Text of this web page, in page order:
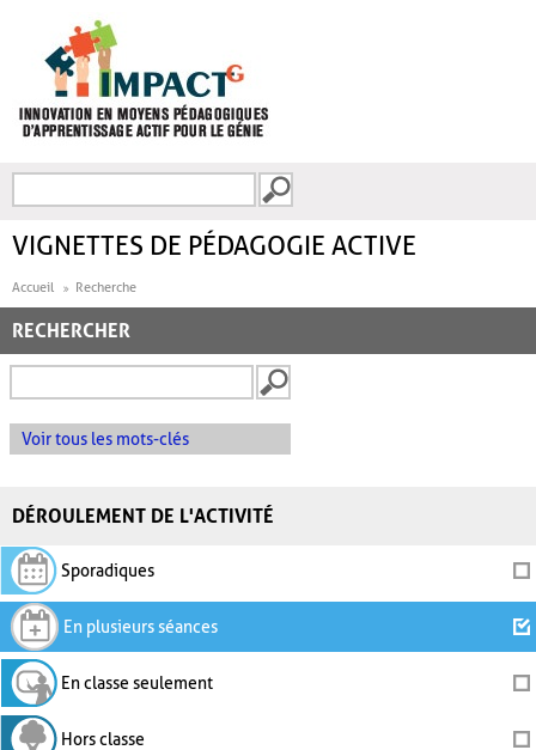
FORMULAIRE DE
VIGNETTES DE PÉDAGOGIE ACTIVE
Accueil Recherche
RECHERCHER
Voir tous les mots-clés
DÉROULEMENT DE L'ACTIVITÉ
Sporadiques
En plusieurs séances
En classe seulement
Hors classe